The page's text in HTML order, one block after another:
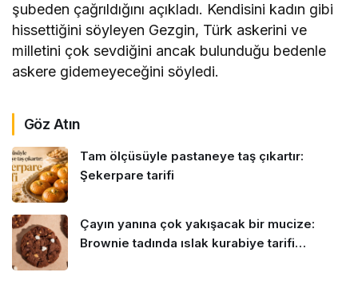
şubeden çağrıldığını açıkladı. Kendisini kadın gibi
hissettiğini söyleyen Gezgin, Türk askerini ve
milletini çok sevdiğini ancak bulunduğu bedenle
askere gidemeyeceğini söyledi.
Göz Atın
Tam ölçüsüyle pastaneye taş çıkartır:
Şekerpare tarifi
Çayın yanına çok yakışacak bir mucize:
Brownie tadında ıslak kurabiye tarifi…